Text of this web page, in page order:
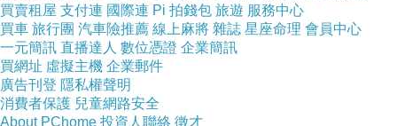
點甘草粉，可讓豬肉帶有自然不膩的甜味；南門
市場賣70多年點心舖的徐瑋辰說，吃包子一定要
從中間撕開，看餅皮的厚度、麵皮是否平均、餡
料是否在中間？才是內行的老饕吃法；士東市場
賣米30年的王伯群，腦袋有如世界米食資料庫，
買賣租屋 支付連 國際連 Pi 拍錢包 旅遊 服務中心
買車 旅行團 汽車險推薦 線上麻將 雜誌 星座命理 會員中心
一元簡訊 直播達人 數位憑證 企業簡訊
買網址 虛擬主機 企業郵件
廣告刊登 隱私權聲明
消費者保護 兒童網路安全
About PChome 投資人聯絡 徵才